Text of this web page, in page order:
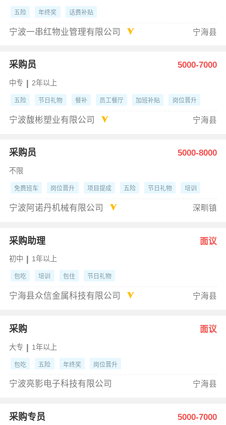
五险 年终奖 话费补贴
宁波一串红物业管理有限公司 宁海县
采购员 5000-7000
中专 | 2年以上
五险 节日礼物 餐补 员工餐厅 加班补贴 岗位晋升
交通补贴 做六休一
宁波馥彬塑业有限公司 宁海县
采购员 5000-8000
不限
免费班车 岗位晋升 项目提成 五险 节日礼物 培训
宁波阿诺丹机械有限公司 深甽镇
采购助理 面议
初中 1年以上
包吃 培训 包住 节日礼物
宁海县众信金属科技有限公司 宁海县
采购 面议
大专 | 1年以上
包吃 五险 年终奖 岗位晋升
宁波亮影电子科技有限公司 宁海县
采购专员 5000-7000